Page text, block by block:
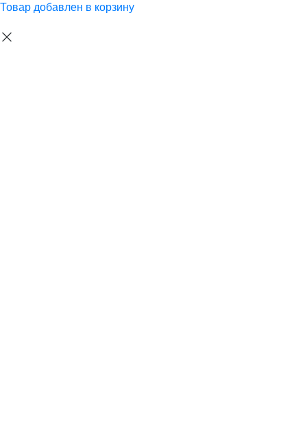
Товар добавлен в корзину